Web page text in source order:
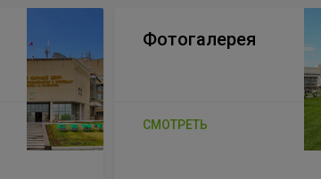
Фотогалерея
СМОТРЕТЬ